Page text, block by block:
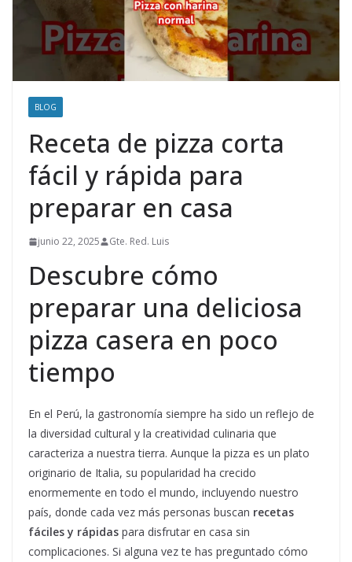
BLOG
Receta de pizza corta
fácil y rápida para
preparar en casa
junio 22, 2025 Gte. Red. Luis
Descubre cómo
preparar una deliciosa
pizza casera en poco
tiempo
En el Perú, la gastronomía siempre ha sido un reflejo de
la diversidad cultural y la creatividad culinaria que
caracteriza a nuestra tierra. Aunque la pizza es un plato
originario de Italia, su popularidad ha crecido
enormemente en todo el mundo, incluyendo nuestro
país, donde cada vez más personas buscan recetas
fáciles y rápidas para disfrutar en casa sin
complicaciones. Si alguna vez te has preguntado cómo